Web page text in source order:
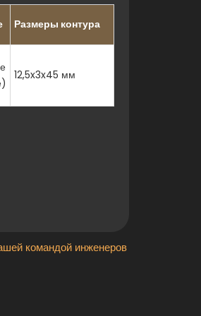
Размеры контура
12,5x3x45 мм
командой инженеров